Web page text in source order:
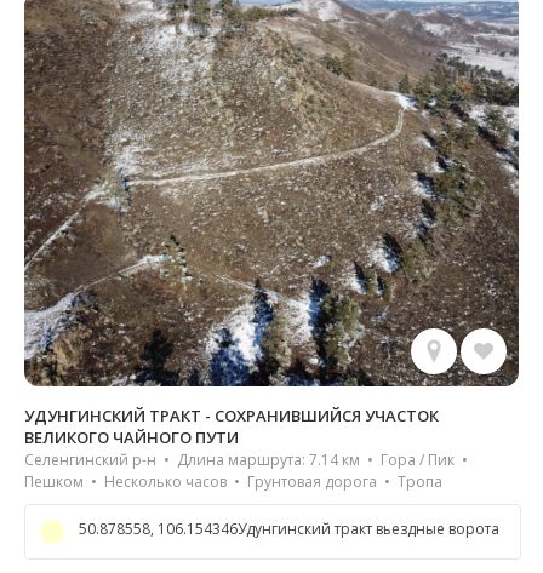
УДУНГИНСКИЙ ТРАКТ - СОХРАНИВШИЙСЯ УЧАСТОК
ВЕЛИКОГО ЧАЙНОГО ПУТИ
Селенгинский р-н • Длина маршрута: 7.14 км • Гора / Пик •
Пешком • Несколько часов • Грунтовая дорога • Тропа
50.878558, 106.154346Удунгинский тракт вьездные ворота